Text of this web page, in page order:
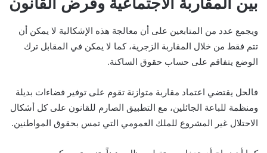
بين المقاربة الاجتماعية وفرض القانون
ويجمع عدد من المتابعين على أن معالجة هذه الإشكالية لا يمكن أن
تتم فقط من خلال المقاربة الزجرية، كما لا يمكن في المقابل ترك
الوضع يتفاقم على حساب حقوق الساكنة.
فالحل يقتضي اعتماد مقاربة متوازنة تقوم على توفير فضاءات بديلة
ومنظمة للباعة الجائلين، مع التطبيق الصارم للقانون على كل أشكال
الاحتلال غير المشروع للملك العمومي التي تمس بحقوق المواطنين.